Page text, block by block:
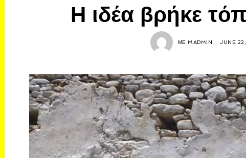
Η ιδέα βρήκε
ΜΕ MADMIN JUNE